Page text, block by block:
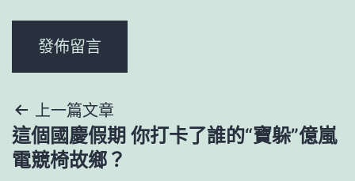
文
章
上一篇文章
這個國慶假期 你打卡了誰的“寶躲”億嵐
電競椅故鄉？